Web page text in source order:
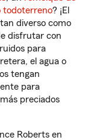
todoterreno? ¡El
diverso como
disfrutar con
para
el agua o
tengan
para
preciados
Roberts en